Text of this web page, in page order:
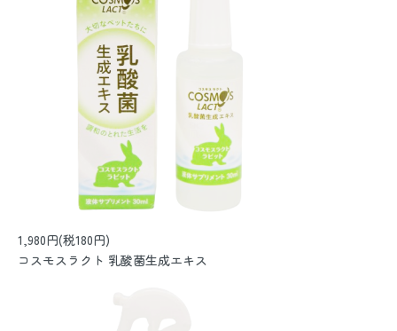
1,980円(税180円)
コスモスラクト 乳酸菌生成エキス